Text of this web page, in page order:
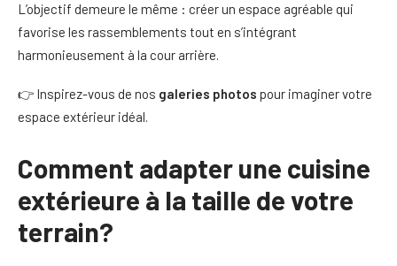
L’objectif demeure le même : créer un espace agréable qui
favorise les rassemblements tout en s’intégrant
harmonieusement à la cour arrière.
👉 Inspirez-vous de nos galeries photos pour imaginer votre
espace extérieur idéal.
Comment adapter une cuisine
extérieure à la taille de votre
terrain?